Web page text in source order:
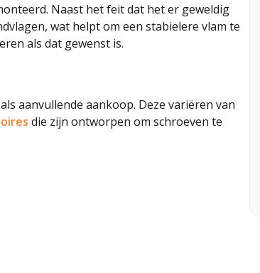
Naast het feit dat het er geweldig
wat helpt om een stabielere vlam te
als dat gewenst is.
aanvullende aankoop. Deze variëren van
die zijn ontworpen om schroeven te